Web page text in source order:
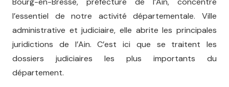
l’essentiel de notre activité départementale. Ville
administrative et judiciaire, elle abrite les principales
juridictions de l’Ain. C’est ici que se traitent les
dossiers judiciaires les plus importants du
département.